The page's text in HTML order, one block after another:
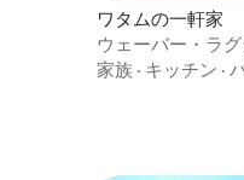
ワタムの一軒家
ウェーバー・ラ
メント。スワミ
家族 · キッチン ·